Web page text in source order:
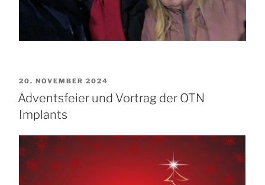
VERÖFFENTLICHT
AM
20. NOVEMBER 2024
Adventsfeier und Vortrag der OTN
Implants